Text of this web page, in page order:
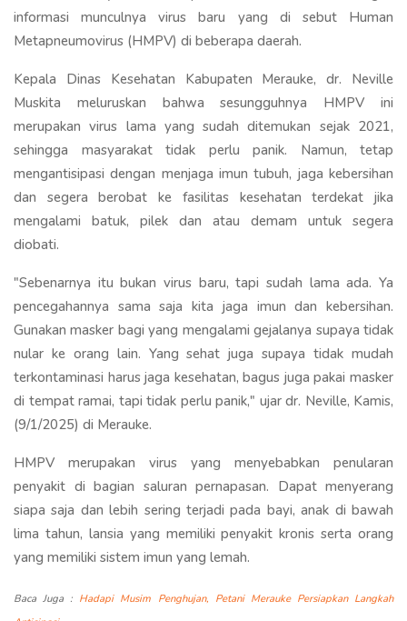
informasi munculnya virus baru yang di sebut Human
Metapneumovirus (HMPV) di beberapa daerah.
Kepala Dinas Kesehatan Kabupaten Merauke, dr. Neville
Muskita meluruskan bahwa sesungguhnya HMPV ini
merupakan virus lama yang sudah ditemukan sejak 2021,
sehingga masyarakat tidak perlu panik. Namun, tetap
mengantisipasi dengan menjaga imun tubuh, jaga kebersihan
dan segera berobat ke fasilitas kesehatan terdekat jika
mengalami batuk, pilek dan atau demam untuk segera
diobati.
"Sebenarnya itu bukan virus baru, tapi sudah lama ada. Ya
pencegahannya sama saja kita jaga imun dan kebersihan.
Gunakan masker bagi yang mengalami gejalanya supaya tidak
nular ke orang lain. Yang sehat juga supaya tidak mudah
terkontaminasi harus jaga kesehatan, bagus juga pakai masker
di tempat ramai, tapi tidak perlu panik," ujar dr. Neville, Kamis,
(9/1/2025) di Merauke.
HMPV merupakan virus yang menyebabkan penularan
penyakit di bagian saluran pernapasan. Dapat menyerang
siapa saja dan lebih sering terjadi pada bayi, anak di bawah
lima tahun, lansia yang memiliki penyakit kronis serta orang
yang memiliki sistem imun yang lemah.
Baca Juga : Hadapi Musim Penghujan, Petani Merauke Persiapkan Langkah